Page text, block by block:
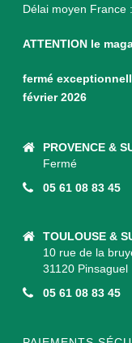
Délai moyen France
ATTENTION le
fermé
février 2026
PROVENCE &
Fermé
05 61 08 83 45
TOULOUSE &
10 rue de la
31120 Pinsaguel
05 61 08 83 45